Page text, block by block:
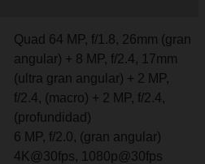
Quad 64 MP, f/1.8, 26mm (gran
angular) + 8 MP, f/2.4, 17mm
(ultra gran angular) + 2 MP,
f/2.4, (macro) + 2 MP, f/2.4,
(profundidad)
6 MP, f/2.0, (gran angular)
4K@30fps, 1080p@30fps